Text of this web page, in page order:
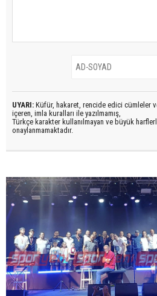
UYARI: Küfür, hakaret, rencide edici cümleler
içeren, imla kuralları ile yazılmamış,
Türkçe karakter kullanılmayan ve büyük
onaylanmamaktadır.